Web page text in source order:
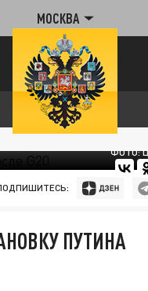
МОСКВА
ФОТО:
ПУТИНА